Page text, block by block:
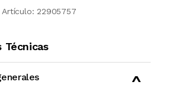
Artículo: 22905757
Técnicas